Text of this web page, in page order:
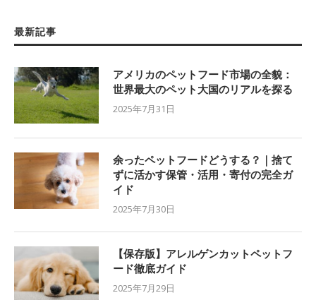
最新記事
アメリカのペットフード市場の全貌：
世界最大のペット大国のリアルを探る
2025年7月31日
余ったペットフードどうする？｜捨て
ずに活かす保管・活用・寄付の完全ガ
イド
2025年7月30日
【保存版】アレルゲンカットペットフ
ード徹底ガイド
2025年7月29日